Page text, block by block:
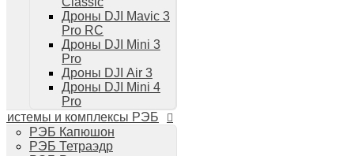
Аккумуляторы для дронов
Телевизоры
Телевизоры
Цифровая техника
Техника Apple
Телефоны iPhone
Планшеты iPad
Компьютеры Mac
Аудиотехника
Дроны DJI Mavic 3
Pro RC
Дроны DJI Mini 3
Pro
Дроны DJI Air 3
Дроны DJI Mini 4
Pro
и комплексы РЭБ
РЭБ Капюшон
РЭБ Тетраэдр